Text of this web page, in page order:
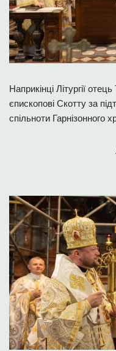
Наприкінці Літургії
єпископові Скотту за
спільноти Гарнізонного